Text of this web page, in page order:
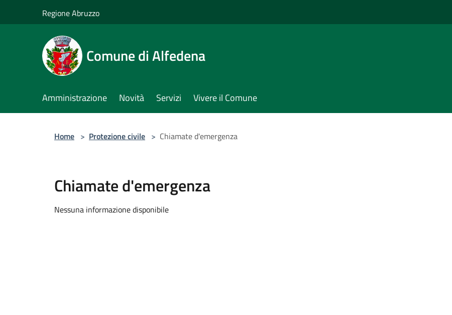
Regione Abruzzo
Comune di Alfedena
Amministrazione Novità Servizi Vivere il Comune
Home > Protezione civile > Chiamate d'emergenza
Chiamate d'emergenza
Nessuna informazione disponibile